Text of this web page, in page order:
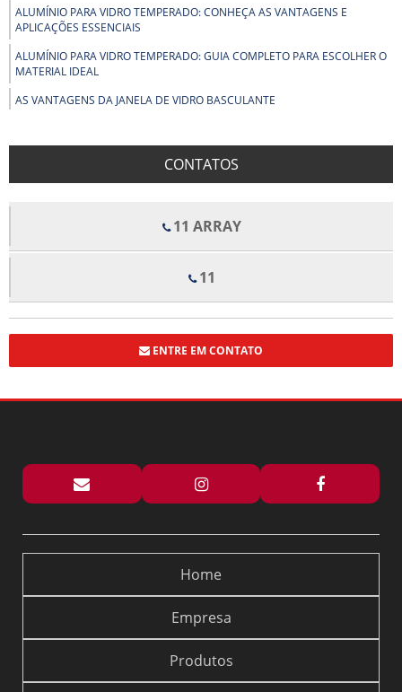
ALUMÍNIO PARA VIDRO TEMPERADO: CONHEÇA AS VANTAGENS E
APLICAÇÕES ESSENCIAIS
ALUMÍNIO PARA VIDRO TEMPERADO: GUIA COMPLETO PARA ESCOLHER O
MATERIAL IDEAL
AS VANTAGENS DA JANELA DE VIDRO BASCULANTE
BENEFÍCIOS DOS FORROS DE FIBRA MINERAL PARA CONFORTO E
QUALIDADE ACÚSTICA EM AMBIENTES
FUNCIONALIDADE PARA SEU BANHEIRO
BOX DE VIDRO ELEGANCE TRANSFORMA ESPAÇOS COM ESTILO E
BOX FLEX PARA BANHEIRO PREÇO E DICAS DE COMPRA
BOX FLEX PARA BANHEIRO PREÇO: DESCUBRA AS MELHORES OPÇÕES E
BOX PARA BANHEIRO ARTICULADO: 5 DICAS ESSENCIAIS
BOX PARA BANHEIRO ARTICULADO: COMO ESCOLHER O MODELO IDEAL
BOX PARA BANHEIRO DE ABRIR É A ESCOLHA IDEAL PARA OTIMIZAR
ESPAÇO E ESTILO NO SEU BANHEIRO
BOX PARA BANHEIRO DE ABRIR: COMO ESCOLHER O MODELO IDEAL PARA
CONTATOS
11 ARRAY
11
ENTRE EM CONTATO
Home
Empresa
Produtos